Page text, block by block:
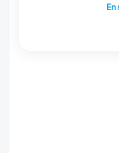
et — de plus en
ressortent dans les